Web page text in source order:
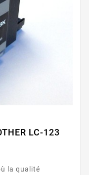
LC-123
la qualité